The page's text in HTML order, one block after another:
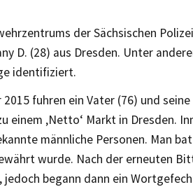
der Sächsischen
D. (28) aus Dresden. Unter
identifiziert.
fuhren ein Vater (76) und seine
einem ‚Netto‘ Markt in Dresden.
männliche Personen. Man
wurde. Nach der erneuten
begann dann ein